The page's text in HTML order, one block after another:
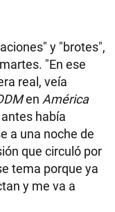
y "brotes",
"En ese
real, veía
en América
había
a una noche de
que circuló por
tema porque ya
y me va a